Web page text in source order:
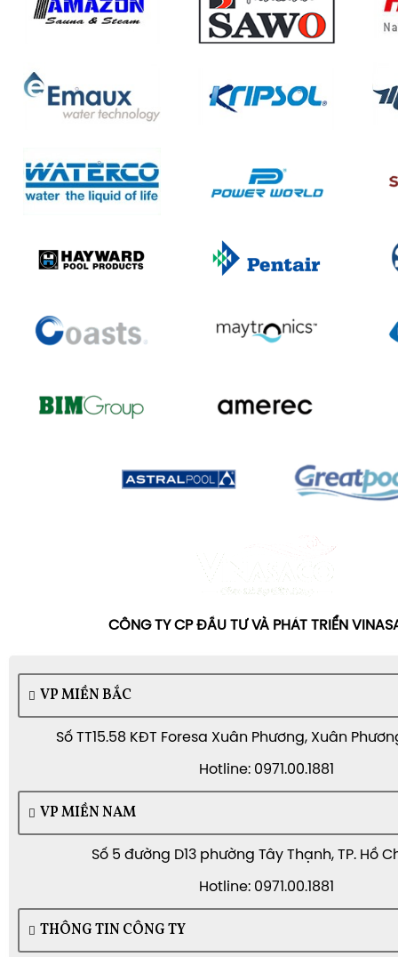
CÔNG TY CP ĐẦU TƯ VÀ PHÁT TRIỂN
VP MIỀN BẮC
Số TT15.58 KĐT Foresa Xuân Phương, Xuân
Hotline: 0971.00.1881
VP MIỀN NAM
Số 5 đường D13 phường Tây Thạnh, TP. Hồ
Hotline: 0971.00.1881
THÔNG TIN CÔNG TY